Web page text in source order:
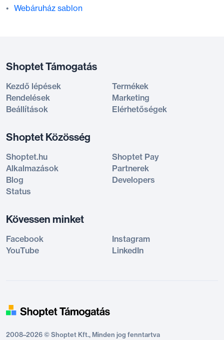
Webáruház sablon
Shoptet Támogatás
Kezdő lépések
Termékek
Rendelések
Marketing
Beállítások
Elérhetőségek
Shoptet Közösség
Shoptet.hu
Shoptet Pay
Alkalmazások
Partnerek
Blog
Developers
Status
Kövessen minket
Facebook
Instagram
YouTube
LinkedIn
2008–2026 © Shoptet Kft., Minden jog fenntartva